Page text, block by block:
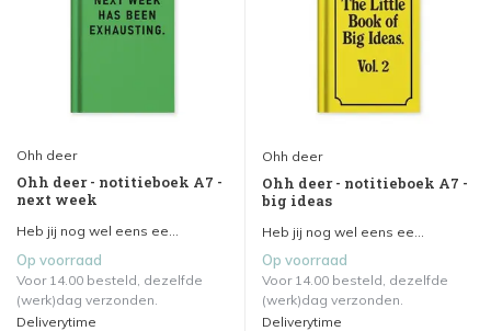
Ohh deer
Ohh deer - notitieboek A7 -
next week
Heb jij nog wel eens ee...
Op voorraad
Voor 14.00 besteld, dezelfde
(werk)dag verzonden.
Deliverytime
Ohh deer
Ohh deer - notitieboek A7 -
big ideas
Heb jij nog wel eens ee...
Op voorraad
Voor 14.00 besteld, dezelfde
(werk)dag verzonden.
Deliverytime